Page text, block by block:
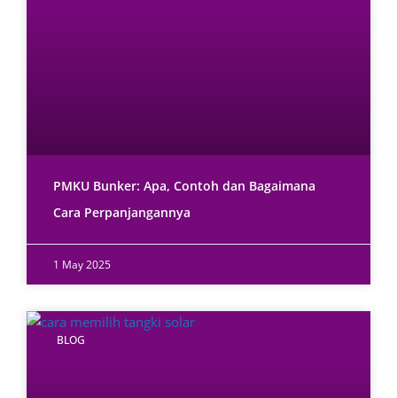
PMKU Bunker: Apa, Contoh dan Bagaimana
Cara Perpanjangannya
1 May 2025
BLOG